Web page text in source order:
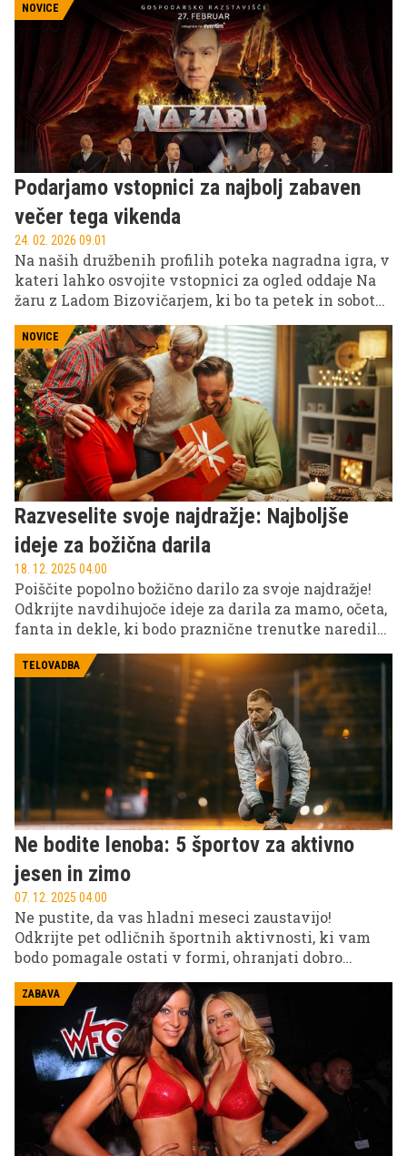
Ljubljani potekala poslovno-medijska konferenca
Več kot igra: strateška vloga športa v sodobni
družbi, ki bo odprla razpravo o prihodnosti športne
industrije.
NOVICE
Podarjamo vstopnici za najbolj zabaven
večer tega vikenda
24. 02. 2026 09.01
Na naših družbenih profilih poteka nagradna igra, v
kateri lahko osvojite vstopnici za ogled oddaje Na
žaru z Ladom Bizovičarjem, ki bo ta petek in soboto.
sreča!
NOVICE
Razveselite svoje najdražje: Najboljše
ideje za božična darila
18. 12. 2025 04.00
Poiščite popolno božično darilo za svoje najdražje!
Odkrijte navdihujoče ideje za darila za mamo, očeta,
fanta in dekle, ki bodo praznične trenutke naredila
TELOVADBA
Ne bodite lenoba: 5 športov za aktivno
jesen in zimo
07. 12. 2025 04.00
Ne pustite, da vas hladni meseci zaustavijo!
Odkrijte pet odličnih športnih aktivnosti, ki vam
bodo pomagale ostati v formi, ohranjati dobro
ko motivacija upade. Poiščite svoje najljubše v vodi,
v naravi ali v telovadnici.
ZABAVA